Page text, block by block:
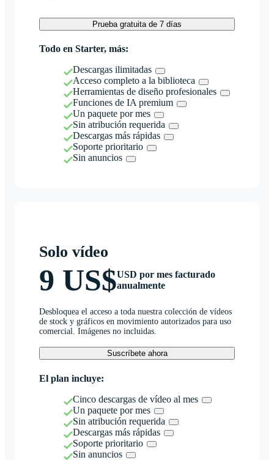
Prueba gratuita de 7 días
Todo en Starter, más:
Descargas ilimitadas
Acceso completo a la biblioteca
Herramientas de diseño profesionales
Funciones de IA premium
Un paquete por mes
Sin atribución requerida
Descargas más rápidas
Soporte prioritario
Sin anuncios
Solo vídeo
9 US$USD por mes facturado
anualmente
Desbloquea el acceso a toda nuestra colección de vídeos
de stock y gráficos en movimiento autorizados para uso
comercial. Imágenes no incluidas.
Suscríbete ahora
El plan incluye:
Cinco descargas de vídeo al mes
Un paquete por mes
Sin atribución requerida
Descargas más rápidas
Soporte prioritario
Sin anuncios